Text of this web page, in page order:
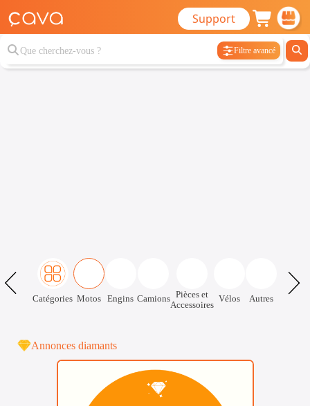
Support
Filtre avancé
Catégories Motos Engins Camions Pièces et
Accessoires
Vélos Autres
Annonces diamants